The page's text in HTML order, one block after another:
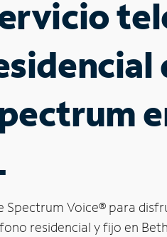
Spectrum Voice® para
residencial y fijo en